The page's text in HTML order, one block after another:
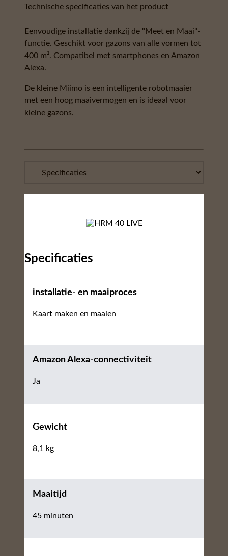
Technische specificaties van het product
Eenvoudige installatie dankzij de "Meet en Maai"-
functie. Geschikt voor gazons van alle vormen tot
400 m². Compatibel met smartphones en Amazon
Alexa.
De kleine Miimo is een intelligente robotmaaier
met een hoog maaivermogen en is ideaal voor
kleine gazons.
Specificaties
installatie- en maaiproces
Kaart maken en maaien
Amazon Alexa-connectiviteit
Ja
Gewicht
8,1 kg
Maaitijd
45 minuten